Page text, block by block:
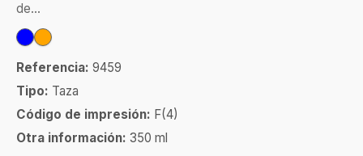
de...
Referencia: 9459
Tipo: Taza
Código de impresión: F(4)
Otra información: 350 ml